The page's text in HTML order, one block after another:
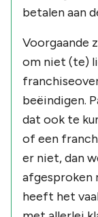
betalen aan
Voorgaande
om niet (te)
beëindigen.
dat ook te
of een
er niet, dan
afgesproken
heeft het